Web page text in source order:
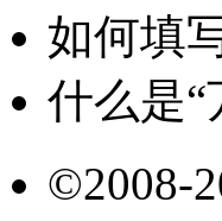
如何填
什么是“
©2008-